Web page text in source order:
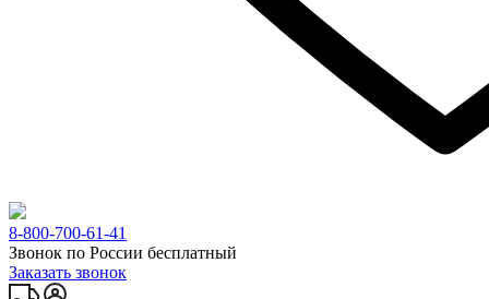
8-800-700-61-41
Звонок по России бесплатный
Заказать звонок